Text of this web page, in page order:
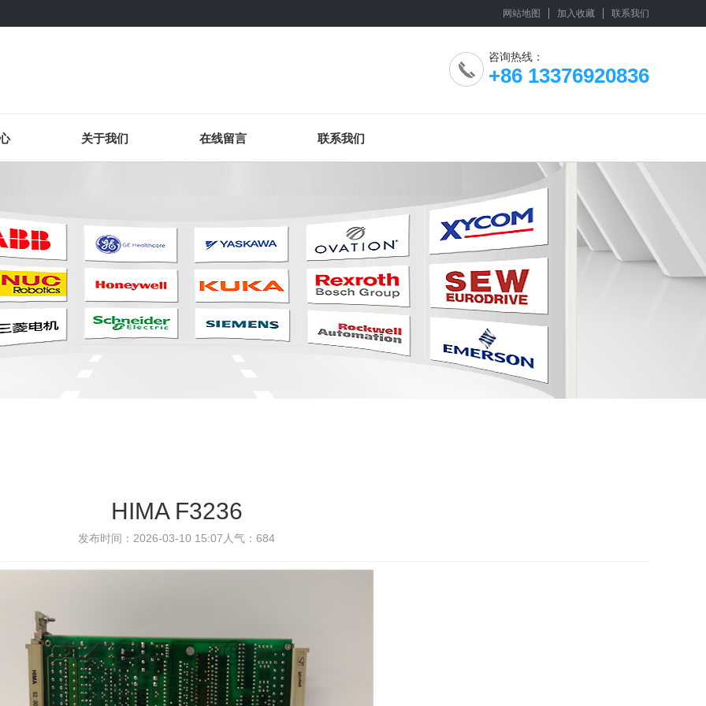
网站地图 加入收藏 联系我们
咨询热线：
+86 13376920836
关于我们 在线留言 联系我们
HIMA F3236
发布时间：2026-03-10 15:07 人气： 684